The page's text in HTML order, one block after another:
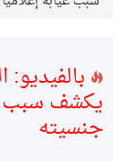
يكشف سبب
جنسيته